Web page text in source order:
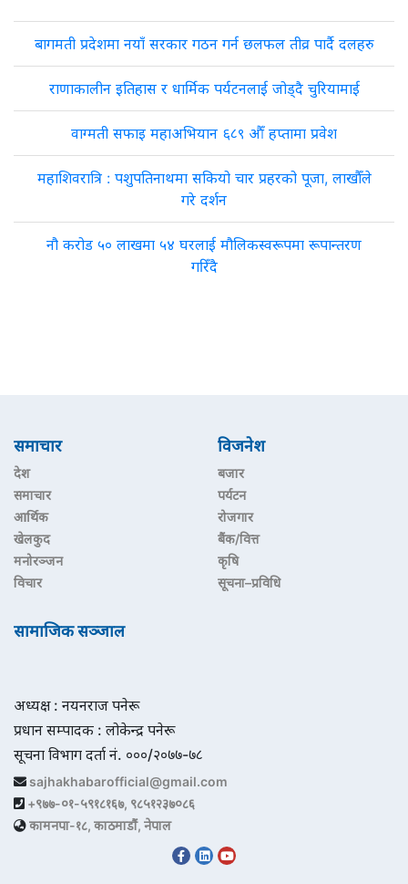
बागमती प्रदेशमा नयाँ सरकार गठन गर्न छलफल तीव्र पार्दै दलहरु
राणाकालीन इतिहास र धार्मिक पर्यटनलाई जोड्दै चुरियामाई
वाग्मती सफाइ महाअभियान ६८९ औँ हप्तामा प्रवेश
महाशिवरात्रि : पशुपतिनाथमा सकियो चार प्रहरको पूजा, लाखौँले
गरे दर्शन
नौ करोड ५० लाखमा ५४ घरलाई मौलिकस्वरूपमा रूपान्तरण
गरिँदै
समाचार
देश
समाचार
आर्थिक
खेलकुद
मनोरञ्जन
विचार
विजनेश
बजार
पर्यटन
रोजगार
बैंक/वित्त
कृषि
सूचना–प्रविधि
सामाजिक सञ्जाल
अध्यक्ष : नयनराज पनेरू
प्रधान सम्पादक : लोकेन्द्र पनेरू
सूचना विभाग दर्ता नं. ०००/२०७७-७८
sajhakhabarofficial@gmail.com
+९७७-०१-५९१८१६७, ९८५१२३७०८६
कामनपा-१८, काठमाडौं, नेपाल